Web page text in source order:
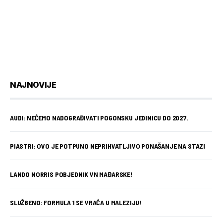
NAJNOVIJE
AUDI: NEĆEMO NADOGRAĐIVATI POGONSKU JEDINICU DO 2027.
PIASTRI: OVO JE POTPUNO NEPRIHVATLJIVO PONAŠANJE NA STAZI
LANDO NORRIS POBJEDNIK VN MAĐARSKE!
SLUŽBENO: FORMULA 1 SE VRAĆA U MALEZIJU!